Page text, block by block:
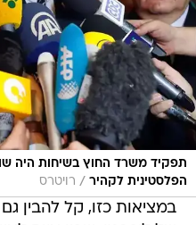
תפקיד משרד החוץ בשיחות היה
הפלסטינית לקהיר / רויטרס
במציאות כזו, קל להבין